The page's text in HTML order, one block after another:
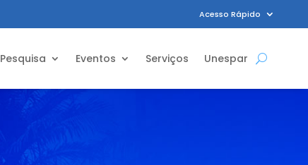
Acesso Rápido
Pesquisa Eventos Serviços Unespar